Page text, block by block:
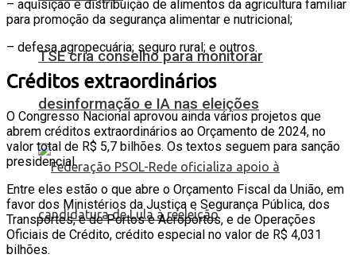
TSE cria conselho para monitorar
desinformação e IA nas eleições
– aquisição e distribuição de alimentos da agricultura familiar
para promoção da segurança alimentar e nutricional;
– defesa agropecuária; seguro rural; e outros.
Créditos extraordinários
O Congresso Nacional aprovou ainda vários projetos que
abrem créditos extraordinários ao Orçamento de 2024, no
valor total de R$ 5,7 bilhões. Os textos seguem para sanção
presidencial.
Entre eles estão o que abre o Orçamento Fiscal da União, em
favor dos Ministérios da Justiça e Segurança Pública, dos
Transportes, e de Portos e Aeroportos, e de Operações
Oficiais de Crédito, crédito especial no valor de R$ 4,031
bilhões.